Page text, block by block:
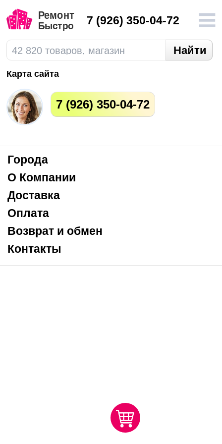
7 (926) 350-04-72
Карта сайта
7 (926) 350-04-72
Города
О Компании
Доставка
Оплата
Возврат и обмен
Контакты